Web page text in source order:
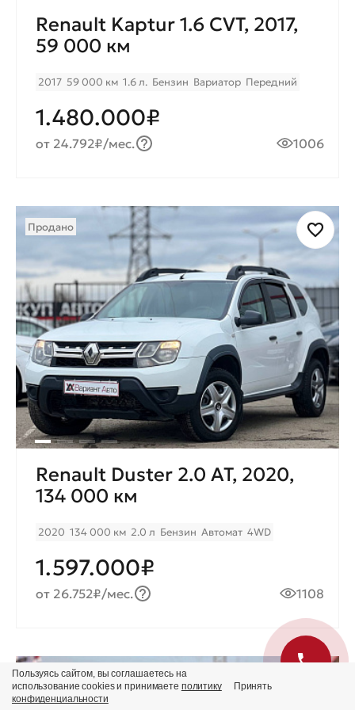
Renault Kaptur 1.6 CVT, 2017,
59 000 км
2017 59 000 км 1.6 л. Бензин Вариатор Передний
1.480.000₽
от 24.792₽/мес. 1006
Продано
Renault Duster 2.0 AT, 2020,
134 000 км
2020 134 000 км 2.0 л Бензин Автомат 4WD
1.597.000₽
от 26.752₽/мес. 1108
Продано
Пользуясь сайтом, вы соглашаетесь на
использование cookies и принимаете политику
конфиденциальности
Принять